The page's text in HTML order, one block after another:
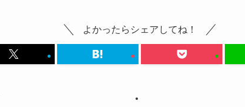
よかったらシェアしてね！